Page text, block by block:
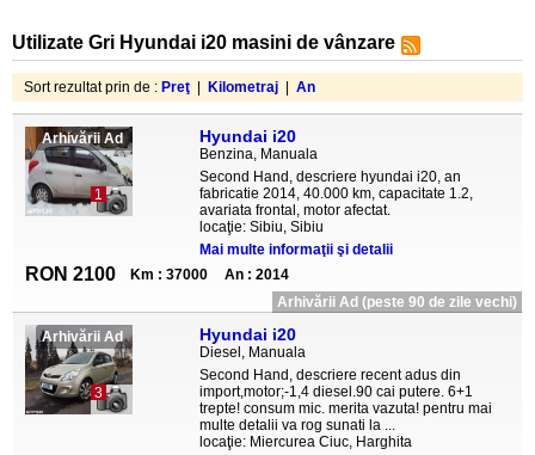
Utilizate Gri Hyundai i20 masini de vânzare
Sort rezultat prin de : Preţ Kilometraj An
Arhivării Ad
1
Hyundai i20
Benzina, Manuala
Second Hand, descriere hyundai i20, an
fabricatie 2014, 40.000 km, capacitate 1.2,
avariata frontal, motor afectat.
locaţie: Sibiu, Sibiu
Mai multe informaţii şi detalii
RON 2100 Km : 37000
An : 2014
Arhivării Ad (peste 90 de zile vechi)
Arhivării Ad
3
Hyundai i20
Diesel, Manuala
Second Hand, descriere recent adus din
import,motor;-1,4 diesel.90 cai putere. 6+1
trepte! consum mic. merita vazuta! pentru mai
multe detalii va rog sunati la ...
locaţie: Miercurea Ciuc, Harghita